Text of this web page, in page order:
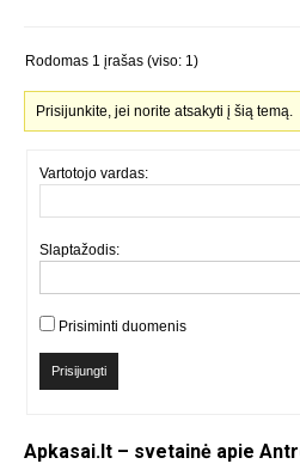
Rodomas 1 įrašas (viso: 1)
Prisijunkite, jei norite atsakyti į šią temą.
Vartotojo vardas:
Slaptažodis:
Prisiminti duomenis
Prisijungti
Apkasai.lt – svetainė apie